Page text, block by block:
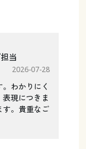
当
2026-07-28
わかりにく
現につきま
す。貴重なご